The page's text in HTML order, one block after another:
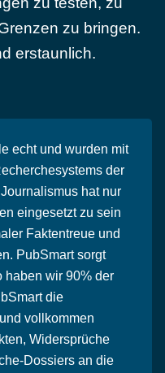
zu bringen.
erstaunlich.
echt und wurden mit
der
hat nur
eingesetzt zu sein
Faktentreue und
PubSmart sorgt
haben wir 90% der
die
vollkommen
Widersprüche
Dossiers an die